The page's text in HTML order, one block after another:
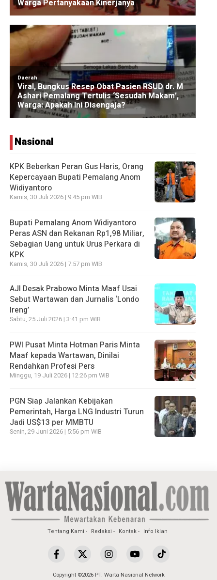
Nasional
KPK Beberkan Peran Gus Haris, Orang
Kepercayaan Bupati Pemalang Anom
Widiyantoro
Kamis, 30 Juli 2026 | 9:45 pm WIB
Bupati Pemalang Anom Widiyantoro
Peras ASN dan Rekanan Rp1,98 Miliar,
Sebagian Uang untuk Urus Perkara di
KPK
Kamis, 30 Juli 2026 | 7:57 pm WIB
AJI Desak Prabowo Minta Maaf Usai
Sebut Wartawan dan Jurnalis ‘Londo
Ireng’
Sabtu, 25 Juli 2026 | 3:41 pm WIB
PWI Pusat Minta Hotman Paris Minta
Maaf kepada Wartawan, Dinilai
Rendahkan Profesi Pers
Minggu, 19 Juli 2026 | 12:26 pm WIB
PGN Siap Jalankan Kebijakan
Pemerintah, Harga LNG Industri Turun
Jadi US$13 per MMBTU
Senin, 29 Juni 2026 | 5:56 pm WIB
Tentang Kami Redaksi Kontak Info Iklan
Copyright ©2026 PT. Warta Nasional Network